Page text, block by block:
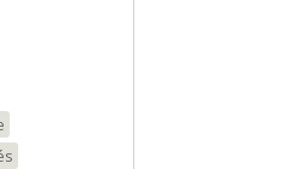
pour